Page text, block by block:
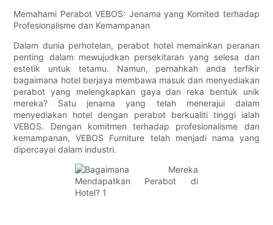
Memahami Perabot VEBOS: Jenama yang Komited terhadap
Profesionalisme dan Kemampanan
Dalam dunia perhotelan, perabot hotel memainkan peranan
penting dalam mewujudkan persekitaran yang selesa dan
estetik untuk tetamu. Namun, pernahkah anda terfikir
bagaimana hotel berjaya membawa masuk dan menyediakan
perabot yang melengkapkan gaya dan reka bentuk unik
mereka? Satu jenama yang telah menerajui dalam
menyediakan hotel dengan perabot berkualiti tinggi ialah
VEBOS. Dengan komitmen terhadap profesionalisme dan
kemampanan, VEBOS Furniture telah menjadi nama yang
dipercayai dalam industri.